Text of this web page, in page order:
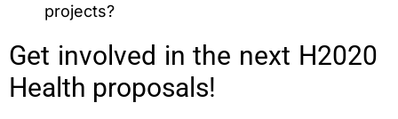
projects?
Get involved in the next H2020
Health proposals!